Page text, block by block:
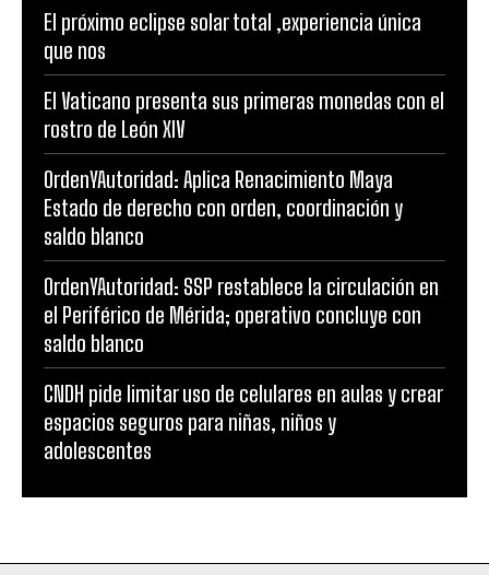
El próximo eclipse solar total ,experiencia única
que nos
El Vaticano presenta sus primeras monedas con el
rostro de León XIV
OrdenYAutoridad: Aplica Renacimiento Maya
Estado de derecho con orden, coordinación y
saldo blanco
OrdenYAutoridad: SSP restablece la circulación en
el Periférico de Mérida; operativo concluye con
saldo blanco
CNDH pide limitar uso de celulares en aulas y crear
espacios seguros para niñas, niños y
adolescentes